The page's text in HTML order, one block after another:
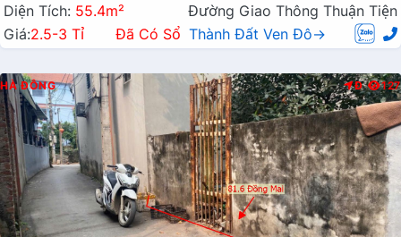
Diện Tích: 55.4m²
Đường Giao Thông Thuận Tiện
Giá:2.5-3 Tỉ Đã Có Sổ Thành Đất Ven Đô→
HÀ ĐÔNG Đ 127